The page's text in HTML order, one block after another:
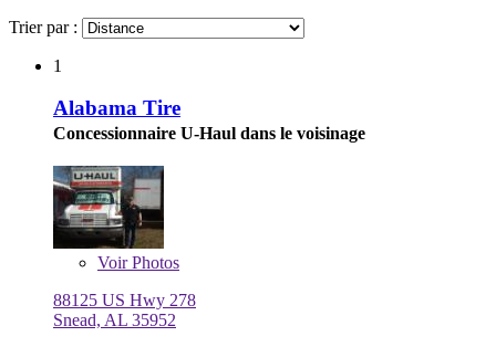
Trier par :
1
Alabama Tire
Concessionnaire U-Haul dans le voisinage
VoirPhotos
88125 US Hwy 278
Snead, AL 35952